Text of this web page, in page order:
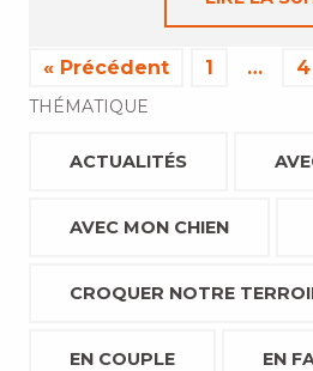
« Précédent 1 … 4
THÉMATIQUE
ACTUALITÉS
AVEC MON CHIEN
CROQUER NOTRE
EN COUPLE EN